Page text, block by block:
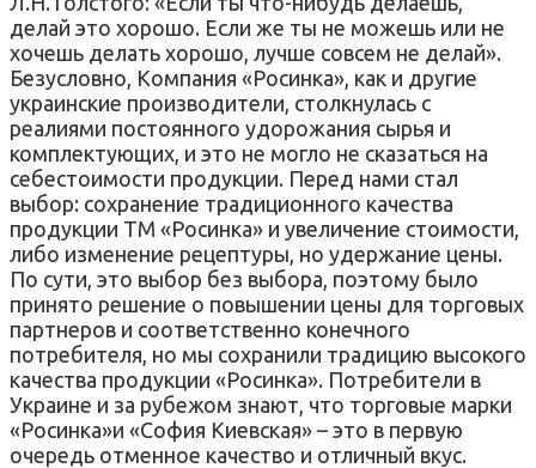
делай это хорошо. Если же ты не можешь или не
хочешь делать хорошо, лучше совсем не делай».
Безусловно, Компания «Росинка», как и другие
украинские производители, столкнулась с
реалиями постоянного удорожания сырья и
комплектующих, и это не могло не сказаться на
себестоимости продукции. Перед нами стал
выбор: сохранение традиционного качества
продукции ТМ «Росинка» и увеличение стоимости,
либо изменение рецептуры, но удержание цены.
По сути, это выбор без выбора, поэтому было
принято решение о повышении цены для торговых
партнеров и соответственно конечного
потребителя, но мы сохранили традицию высокого
качества продукции «Росинка». Потребители в
Украине и за рубежом знают, что торговые марки
«Росинка»и «София Киевская» – это в первую
очередь отменное качество и отличный вкус.